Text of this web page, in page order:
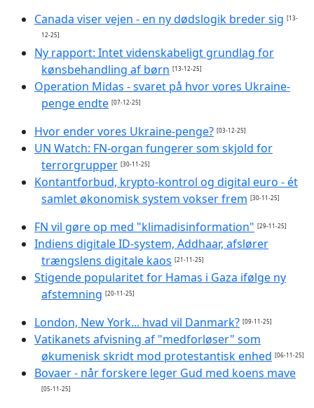
Canada viser vejen - en ny dødslogik breder sig [13-
12-25]
Ny rapport: Intet videnskabeligt grundlag for
kønsbehandling af børn [13-12-25]
Operation Midas - svaret på hvor vores Ukraine-
penge endte [07-12-25]
Hvor ender vores Ukraine-penge? [03-12-25]
UN Watch: FN-organ fungerer som skjold for
terrorgrupper [30-11-25]
Kontantforbud, krypto-kontrol og digital euro - ét
samlet økonomisk system vokser frem [30-11-25]
FN vil gøre op med "klimadisinformation" [29-11-25]
Indiens digitale ID-system, Addhaar, afslører
trængslens digitale kaos [21-11-25]
Stigende popularitet for Hamas i Gaza ifølge ny
afstemning [20-11-25]
London, New York... hvad vil Danmark? [09-11-25]
Vatikanets afvisning af "medforløser" som
økumenisk skridt mod protestantisk enhed [06-11-25]
Bovaer - når forskere leger Gud med koens mave
[05-11-25]